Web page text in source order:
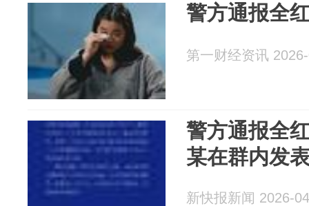
警方通报全
第一财经资讯
警方通报全
某在群内发
新快报新闻 2026-